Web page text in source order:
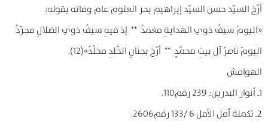
أرّخ السيّد حسن السيّد إبراهيم بحر العلوم عام وفاته بقوله:
«اليومَ سيفُ ذوي الهدايةِ مغمدُ ** إذ فيهِ سيفُ ذوي الضلالِ مجرّدُ
اليومَ ناصرُ آل بيتِ محمّدٍ ** أرّخ بجنانِ الخُلدِ مخلّدُ»(12).
الهوامش
1ـ أنوار البدرين: 239 رقم110.
2ـ تكملة أمل الآمل 6 /133 رقم2606.